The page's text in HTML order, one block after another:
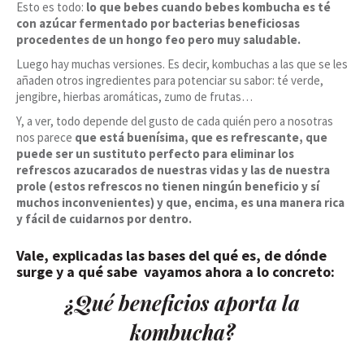
Esto es todo: lo que bebes cuando bebes kombucha es té
con azúcar fermentado por bacterias beneficiosas
procedentes de un hongo feo pero muy saludable.
Luego hay muchas versiones. Es decir, kombuchas a las que se les
añaden otros ingredientes para potenciar su sabor: té verde,
jengibre, hierbas aromáticas, zumo de frutas…
Y, a ver, todo depende del gusto de cada quién pero a nosotras
nos parece que está buenísima, que es refrescante, que
puede ser un sustituto perfecto para eliminar los
refrescos azucarados de nuestras vidas y las de nuestra
prole (estos refrescos no tienen ningún beneficio y sí
muchos inconvenientes) y que, encima, es una manera rica
y fácil de cuidarnos por dentro.
Vale, explicadas las bases del qué es, de dónde
surge y a qué sabe vayamos ahora a lo concreto:
¿Qué beneficios aporta la
kombucha?